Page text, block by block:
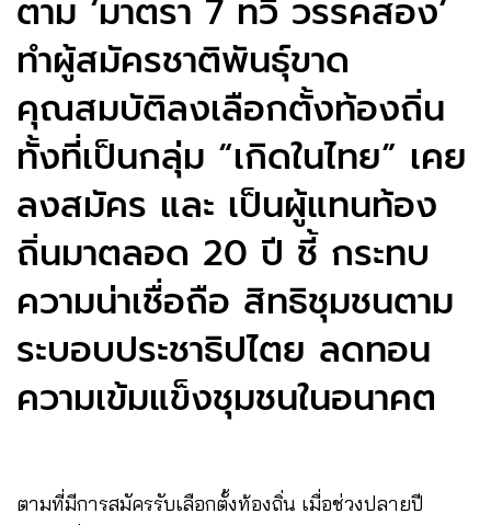
ตาม ‘มาตรา 7 ทวิ วรรคสอง’
ทำผู้สมัครชาติพันธุ์ขาด
คุณสมบัติลงเลือกตั้งท้องถิ่น
ทั้งที่เป็นกลุ่ม “เกิดในไทย” เคย
ลงสมัคร และ เป็นผู้แทนท้อง
ถิ่นมาตลอด 20 ปี ชี้ กระทบ
ความน่าเชื่อถือ สิทธิชุมชนตาม
ระบอบประชาธิปไตย ลดทอน
ความเข้มแข็งชุมชนในอนาคต
ตามที่มีการสมัครรับเลือกตั้งท้องถิ่น เมื่อช่วงปลายปี